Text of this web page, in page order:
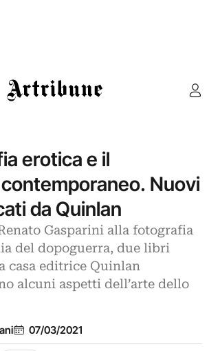
Artribune
erotica e il
Nuovi
da Quinlan
Gasparini alla fotografia
del dopoguerra, due libri
casa editrice Quinlan
alcuni aspetti dell’arte dello
07/03/2021